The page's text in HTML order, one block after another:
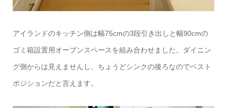
アイランドのキッチン側は幅75cmの3段引き出しと幅90cmの
ゴミ箱設置用オープンスペースを組み合わせました。ダイニン
グ側からは見えませんし、ちょうどシンクの後ろなのでベスト
ポジションだと言えます。